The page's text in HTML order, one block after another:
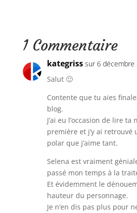
1 Commentaire
kategriss sur 6 décembre
Salut 🙂
Contente que tu aies
blog.
J’ai eu l’occasion de lire
première et j’y ai retrouvé
polar que j’aime tant.
Selena est vraiment
passé mon temps à la
Et évidemment le
hauteur du personnage.
Je n’en dis pas plus pour